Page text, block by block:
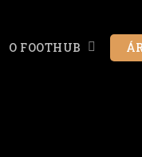
O FOOTHUB